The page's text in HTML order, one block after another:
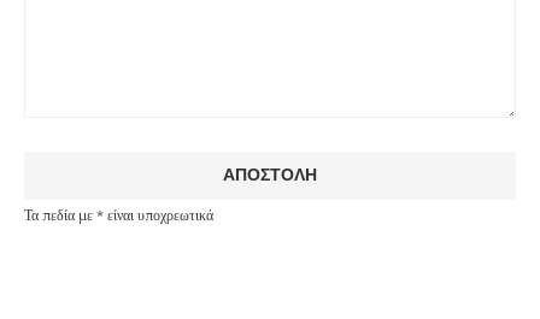
Τα πεδία με * είναι υποχρεωτικά